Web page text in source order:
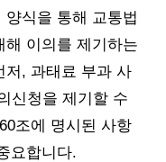
식을 통해 교통법
해 이의를 제기하는
저, 과태료 부과 사
신청을 제기할 수
조에 명시된 사항
요합니다.